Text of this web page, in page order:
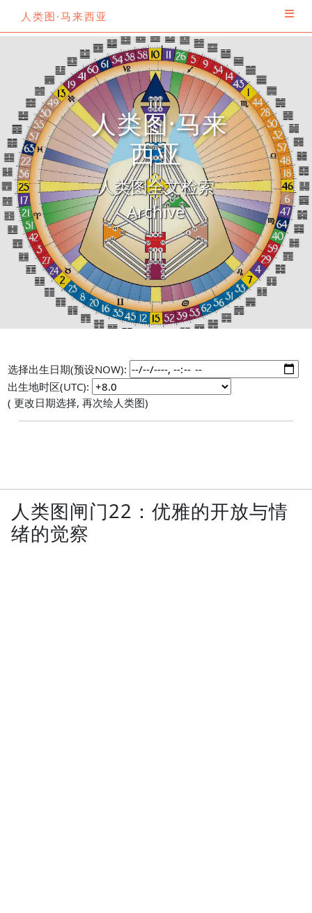
人类图·马来西亚
人类图·马来
西亚
人类图全文检索
Archive
选择出生日期(预设NOW):
出生地时区(UTC):
( 更改日期选择, 再次绘人类图)
人类图闸门22：优雅的开放与情
绪的觉察